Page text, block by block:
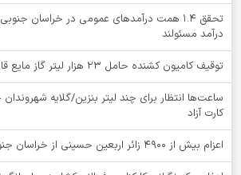
تحقق ۱.۴ همت درآمدهای عمومی در خراسان
درآمد مسئولند
توقيف کامیون کشنده حامل 23 هزار لیتر گاز مایع قاچاق در نهبندان
ساعت‌ها انتظار برای چند لیتر بنزین/گلایه
کارت آزاد
اعزام بیش از 4900 زائر اربعین حسینی از خراسان جنوبی